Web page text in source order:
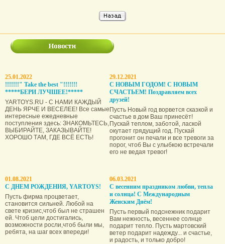
25.01.2022
!!!!!!!" Take the best "!!!!!!!
*****БЕРИ ЛУЧШЕЕ!*****
YARTOYS.RU - С НАМИ КАЖДЫЙ
ДЕНЬ ЯРЧЕ И ВЕСЕЛЕЕ! Все самые
интересные ежедневные
поступления здесь: ЗНАКОМЬТЕСЬ,
ВЫБИРАЙТЕ, ЗАКАЗЫВАЙТЕ!
ХОРОШО ТАМ, ГДЕ ВСЁ ЕСТЬ!
29.12.2021
С НОВЫМ ГОДОМ! С НОВЫМ
СЧАСТЬЕМ! Поздравляем всех
друзей!
Пусть Новый год ворвется сказкой и
счастье в дом Ваш принесёт!
Пускай теплом, заботой, лаской
окутает грядущий год. Пускай
прогонит он печали и все тревоги за
порог, чтоб Вы с улыбкою встречали
его не ведая тревог!
01.08.2021
С ДНЕМ РОЖДЕНИЯ, YARTOYS!
Пусть фирма процветает,
становится сильней. Любой на
свете кризис,чтоб был не страшен
ей. Чтоб цели достигались,
возможности росли,чтоб были мы,
ребята, на шаг всех впереди!
06.03.2021
С весенним праздником любви, тепла
и солнца! С Международным
Женским Днём!
Пусть первый подснежник подарит
Вам нежность, весеннее солнце
подарит тепло. Пусть мартовский
ветер подарит надежду... и счастье,
и радость, и только добро!